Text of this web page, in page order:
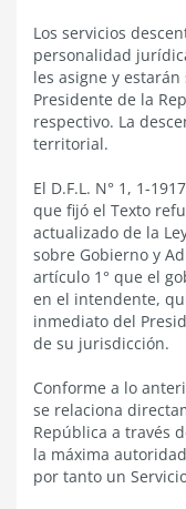
Los servicios
personalidad
les asigne y
Presidente de la
respectivo. La
territorial.
El D.F.L. N° 1, 1-
que fijó el Texto
actualizado de la
sobre Gobierno y
artículo 1° que el
en el intendente,
inmediato del
de su jurisdicción.
Conforme a lo
se relaciona
República a través
la máxima
por tanto un